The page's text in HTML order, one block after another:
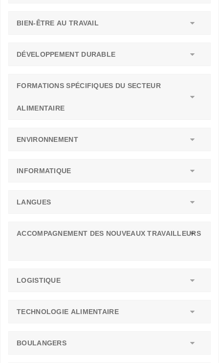
BIEN-ÊTRE AU TRAVAIL
DÉVELOPPEMENT DURABLE
FORMATIONS SPÉCIFIQUES DU SECTEUR
ALIMENTAIRE
ENVIRONNEMENT
INFORMATIQUE
LANGUES
ACCOMPAGNEMENT DES NOUVEAUX TRAVAILLEURS
LOGISTIQUE
TECHNOLOGIE ALIMENTAIRE
BOULANGERS